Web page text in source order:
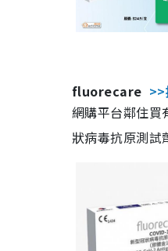
fluorecare
網購平台鄰住
狀病毒抗原測